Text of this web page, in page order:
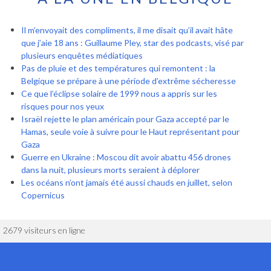
Il m’envoyait des compliments, il me disait qu’il avait hâte
que j’aie 18 ans : Guillaume Pley, star des podcasts, visé par
plusieurs enquêtes médiatiques
Pas de pluie et des températures qui remontent : la
Belgique se prépare à une période d’extrême sécheresse
Ce que l’éclipse solaire de 1999 nous a appris sur les
risques pour nos yeux
Israël rejette le plan américain pour Gaza accepté par le
Hamas, seule voie à suivre pour le Haut représentant pour
Gaza
Guerre en Ukraine : Moscou dit avoir abattu 456 drones
dans la nuit, plusieurs morts seraient à déplorer
Les océans n’ont jamais été aussi chauds en juillet, selon
Copernicus
2679 visiteurs en ligne